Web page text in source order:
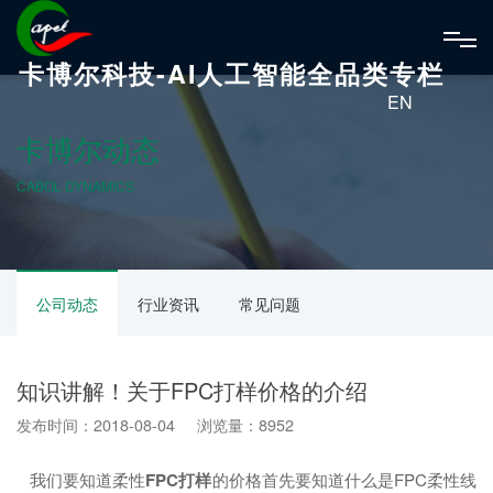
卡博尔科技-AI人工智能全品类专栏
EN
卡博尔动态
CABOL DYNAMICS
公司动态 行业资讯 常见问题
知识讲解！关于FPC打样价格的介绍
发布时间：2018-08-04 浏览量：8952
我们要知道柔性FPC打样的价格首先要知道什么是FPC柔性线